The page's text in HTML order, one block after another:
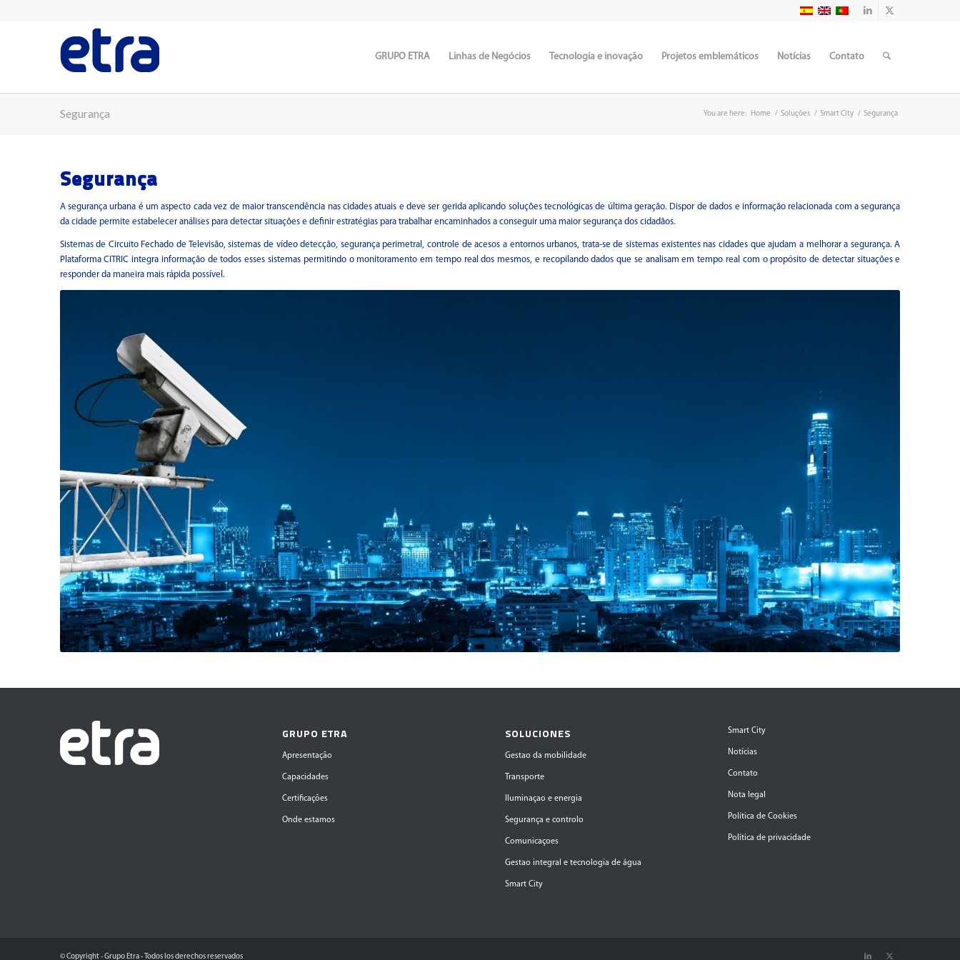
GRUPO ETRA Linhas de Negócios Tecnologia e inovação Projetos emblemáticos Notícias Contato
Segurança You are here: Home / Soluções / Smart City / Segurança
Segurança
A segurança urbana é um aspecto cada vez de maior transcendência nas cidades atuais e deve ser gerida aplicando soluções tecnológicas de última geração. Dispor de dados e informação relacionada com a segurança
da cidade permite estabelecer análises para detectar situações e definir estratégias para trabalhar encaminhados a conseguir uma maior segurança dos cidadãos.
Sistemas de Circuito Fechado de Televisão, sistemas de vídeo detecção, segurança perimetral, controle de acesos a entornos urbanos, trata-se de sistemas existentes nas cidades que ajudam a melhorar a segurança. A
Plataforma CITRIC integra informação de todos esses sistemas permitindo o monitoramento em tempo real dos mesmos, e recopilando dados que se analisam em tempo real com o propósito de detectar situações e
responder da maneira mais rápida possível.
GRUPO ETRA
Apresentação
Capacidades
Certificações
Onde estamos
SOLUCIONES
Gestao da mobilidade
Transporte
Iluminaçao e energia
Segurança e controlo
Comunicaçoes
Gestao integral e tecnologia de água
Smart City
Smart City
Notícias
Contato
Nota legal
Política de Cookies
Política de privacidade
© Copyright - Grupo Etra - Todos los derechos reservados